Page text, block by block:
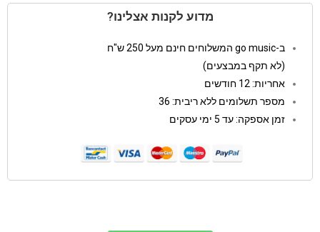
מדוע לקנות אצלינו?
ב-go music המשלוחים חינם מעל 250 ש"ח
(לא תקף במבצעים)
אחריות: 12 חודשים
מספר תשלומים ללא ריבית: 36
זמן אספקה: עד 5 ימי עסקים